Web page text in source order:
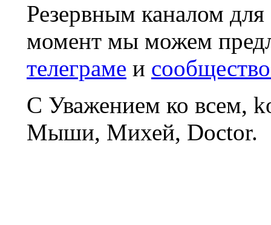
Резервным каналом
момент мы можем
телеграме и
С Уважением ко всем,
Мыши, Михей, Doctor.